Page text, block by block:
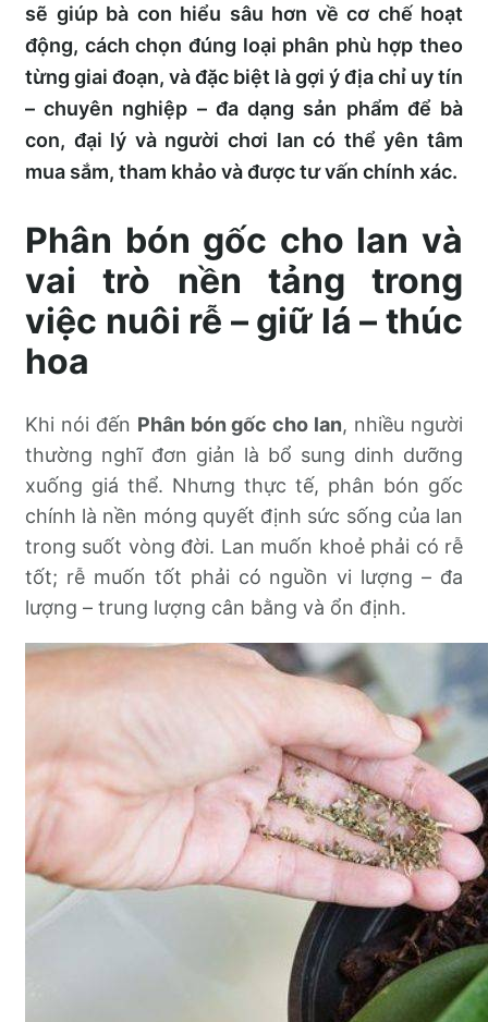
sẽ giúp bà con hiểu sâu hơn về cơ chế hoạt
động, cách chọn đúng loại phân phù hợp theo
từng giai đoạn, và đặc biệt là gợi ý địa chỉ uy tín
– chuyên nghiệp – đa dạng sản phẩm để bà
con, đại lý và người chơi lan có thể yên tâm
mua sắm, tham khảo và được tư vấn chính xác.
Phân bón gốc cho lan và
vai trò nền tảng trong
việc nuôi rễ – giữ lá – thúc
hoa
Khi nói đến Phân bón gốc cho lan, nhiều người
thường nghĩ đơn giản là bổ sung dinh dưỡng
xuống giá thể. Nhưng thực tế, phân bón gốc
chính là nền móng quyết định sức sống của lan
trong suốt vòng đời. Lan muốn khoẻ phải có rễ
tốt; rễ muốn tốt phải có nguồn vi lượng – đa
lượng – trung lượng cân bằng và ổn định.